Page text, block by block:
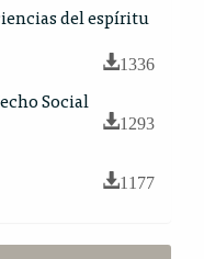
del espíritu
1336
Social
1293
1177